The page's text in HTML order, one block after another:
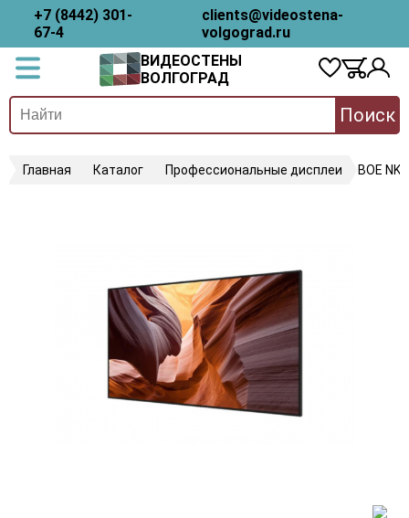
+7 (8442) 301-
67-4
clients@videostena-
volgograd.ru
ВИДЕОСТЕНЫ
ВОЛГОГРАД
Поиск
Главная Каталог Профессиональные дисплеи BOE